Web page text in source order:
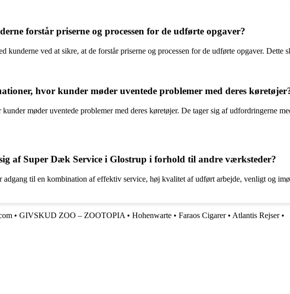
forstår priserne og processen for de udførte opgaver?
ved at sikre, at de forstår priserne og processen for de udførte opgaver. Dette
hvor kunder møder uventede problemer med deres
møder uventede problemer med deres køretøjer. De tager sig af udfordringerne
af Super Dæk Service i Glostrup i forhold til andre værksteder?
til en kombination af effektiv service, høj kvalitet af udført arbejde, venligt og
• GIVSKUD ZOO – ZOOTOPIA • Hohenwarte • Faraos Cigarer• Atlantis Rejser•